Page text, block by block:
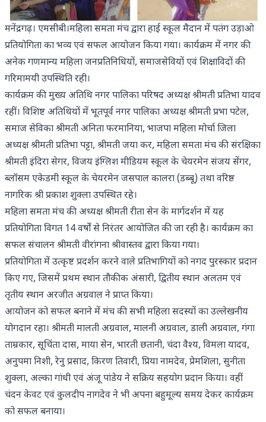
मनेंद्रगढ़। एमसीबी।महिला समता मंच द्वारा हाई स्कूल मैदान में पतंग उड़ाओ
प्रतियोगिता का भव्य एवं सफल आयोजन किया गया। कार्यक्रम में नगर की
अनेक गणमान्य महिला जनप्रतिनिधियों, समाजसेवियों एवं शिक्षाविदों की
गरिमामयी उपस्थिति रही।
कार्यक्रम की मुख्य अतिथि नगर पालिका परिषद अध्यक्ष श्रीमती प्रतिभा यादव
रहीं। विशिष्ट अतिथियों में भूतपूर्व नगर पालिका अध्यक्ष श्रीमती प्रभा पटेल,
समाज सेविका श्रीमती अनिता फरमानिया, भाजपा महिला मोर्चा जिला
अध्यक्ष श्रीमती प्रतिभा पट्टा, श्रीमती जया कर, महिला समता मंच की संरक्षिका
श्रीमती इंदिरा सेगर, विजय इंग्लिश मीडियम स्कूल के चेयरमेन संजय सेंगर,
ब्लॉसम एकेडमी स्कूल के चेयरमेन जसपाल कालरा (डब्बू) तथा वरिष्ठ
नागरिक श्री प्रकाश शुक्ला उपस्थित रहे।
महिला समता मंच की अध्यक्ष श्रीमती रीता सेन के मार्गदर्शन में यह
प्रतियोगिता विगत 14 वर्षों से निरंतर आयोजित की जा रही है। कार्यक्रम का
सफल संचालन श्रीमती वीरांगना श्रीवास्तव द्वारा किया गया।
प्रतियोगिता में उत्कृष्ट प्रदर्शन करने वाले प्रतिभागियों को नगद पुरस्कार प्रदान
किए गए, जिसमें प्रथम स्थान तौकीक अंसारी, द्वितीय स्थान अलतम एवं
तृतीय स्थान अरजीत अग्रवाल ने प्राप्त किया।
आयोजन को सफल बनाने में मंच की सभी महिला सदस्यों का उल्लेखनीय
योगदान रहा। श्रीमती मालती अग्रवाल, मालनी अग्रवाल, डाली अग्रवाल, गंगा
ताम्रकार, सूचिंता दास, माया सेन, भारती छतानी, चंदा वैश्य, विमला यादव,
अनुपमा निशी, रेनु प्रसाद, किरण तिवारी, प्रिया नामदेव, प्रेमशिला, सुनीता
शुक्ला, अल्का गांधी एवं अंजू पांडेय ने सक्रिय सहयोग प्रदान किया। वहीं
चंदन केवट एवं कुलदीप नागदेव ने भी अपना बहुमूल्य समय देकर कार्यक्रम
को सफल बनाया।